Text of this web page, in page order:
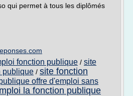
qui permet à tous les diplômés
fonction publique / site
publique / site fonction
offre d'emploi sans
la fonction publique